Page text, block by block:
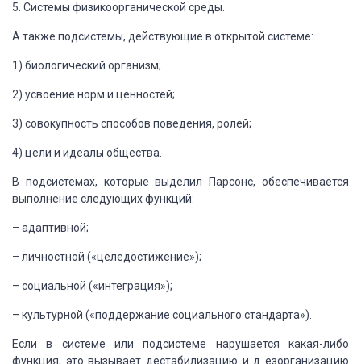
5. Системы физикоорганической среды.
А также подсистемы, действующие в открытой системе:
1) биологический организм;
2) усвоение норм и ценностей;
3) совокупность способов поведения, ролей;
4) цели и идеалы общества.
В подсистемах, которые выделил Парсонс, обеспечивается
выполнение следующихфункций:
– адаптивной;
– личностной («целедостижение»);
– социальной («интеграция»);
– культурной («поддержание социального стандарта»).
Если в системе или подсистеме нарушается какая-либо
функция, это вызывает дестабилизацию и д езорганизацию